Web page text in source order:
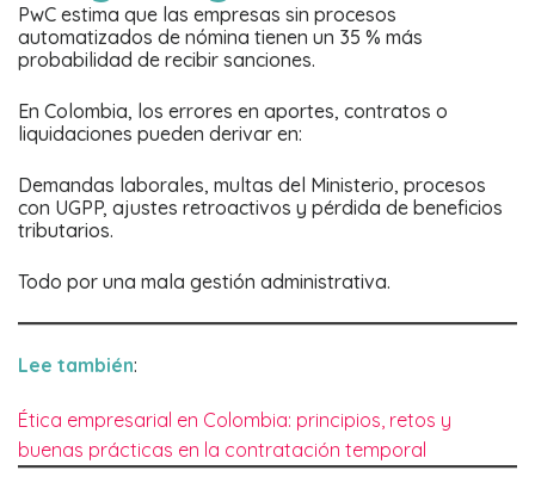
PwC estima que las empresas sin procesos
automatizados de nómina tienen un 35 % más
probabilidad de recibir sanciones.
En Colombia, los errores en aportes, contratos o
liquidaciones pueden derivar en:
Demandas laborales, multas del Ministerio, procesos
con UGPP, ajustes retroactivos y pérdida de beneficios
tributarios.
Todo por una mala gestión administrativa.
Lee también:
Ética empresarial en Colombia: principios, retos y
buenas prácticas en la contratación temporal